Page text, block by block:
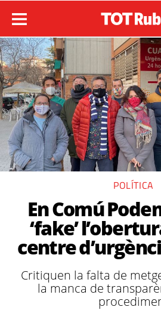
POLÍTICA
En Comú
‘fake’
centre
Critiquen la falta de
la manca de